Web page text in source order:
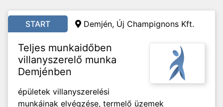
START Demjén, Új Champignons Kft.
Teljes munkaidőben
villanyszerelő munka
Demjénben
épületek villanyszerelési
munkáinak elvégzése, termelő üzemek